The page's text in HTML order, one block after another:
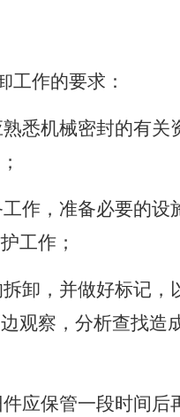
工作的要求：
悉机械密封的有关
作，准备必要的设
工作；
卸，并做好标记，
观察，分析查找造
应保管一段时间后